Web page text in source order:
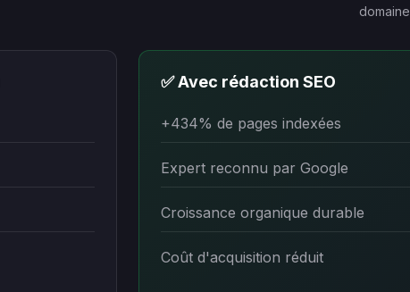
domaine
✅ Avec rédaction SEO
+434% de pages indexées
Expert reconnu par Google
Croissance organique durable
Coût d'acquisition réduit